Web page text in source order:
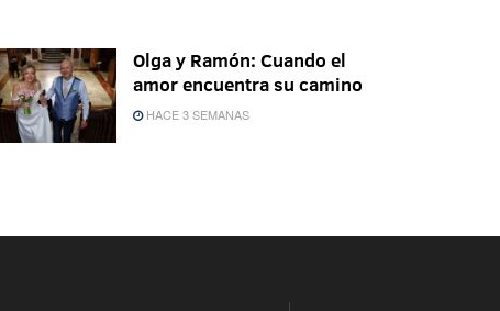
Olga y Ramón: Cuando el
amor encuentra su camino
HACE 3 SEMANAS